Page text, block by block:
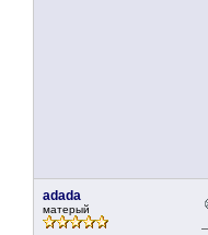
adada
матерый